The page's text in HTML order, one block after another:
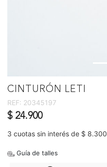
CINTURÓN LETI
REF: 20345197
$ 24.900
3 cuotas sin interés de $ 8.300
Guía de talles